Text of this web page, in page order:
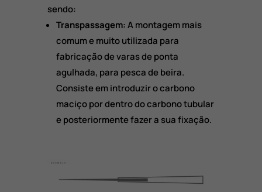
sendo:
Transpassagem:A montagem mais
comum e muito utilizada para
fabricação de varas de ponta
agulhada, para pesca de beira.
Consiste em introduzir o carbono
maciço por dentro do carbono tubular
e posteriormente fazer a sua fixação.